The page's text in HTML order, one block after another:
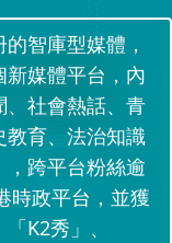
智庫型媒體，
媒體平台，內
、社會熱話、青
教育、法治知識
跨平台粉絲逾
時政平台，並獲
K2秀」、